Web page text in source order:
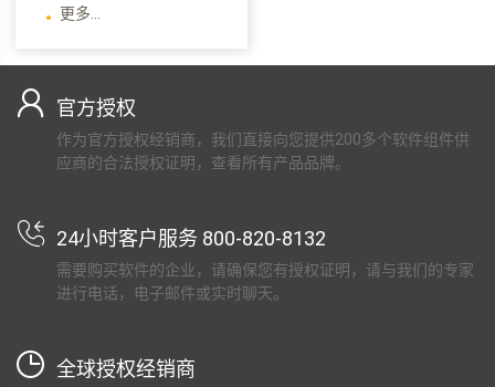
更多...
官方授权
作为官方授权经销商，我们直接向您提供200多个软件组件供
应商的合法授权证明，查看所有产品品牌。
24小时客户服务 800-820-8132
需要购买软件的企业，请确保您有授权证明，请与我们的专家
进行电话，电子邮件或实时聊天。
全球授权经销商